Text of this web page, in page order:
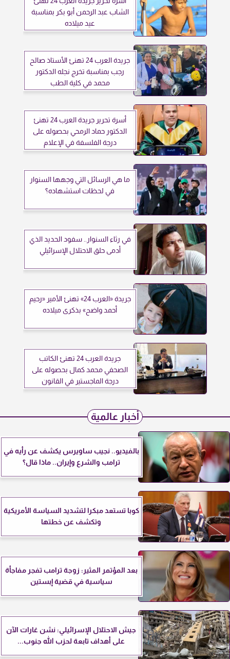
الشاب عبد الرحمن أبو بكر بمناسبة
عيد ميلاده
جريدة العرب 24 تهنئ الأستاذ صالح
رجب بمناسبة تخرج نجله الدكتور
محمد في كلية الطب
أسرة تحرير جريدة العرب 24 تهنئ
الدكتور حماد الرمحي بحصوله على
درجة الفلسفة في الإعلام
ما هي الرسائل التي وجهها السنوار
في لحظات استشهاده؟
في رثاء السنوار.. سفود الحديد الذي
أدمى حلق الاحتلال الإسرائيلي
جريدة «العرب 24» تهنئ الأمير «رحيم
أحمد واضح» بذكرى ميلاده
جريدة العرب 24 تهنئ الكاتب
الصحفي محمد كمال بحصوله على
درجة الماجستير في القانون
أخبار عالمية
بالفيديو.. نجيب ساويرس يكشف عن رأيه في
ترامب والشرع وإيران.. ماذا قال؟
كوبا تستعد مبكرا لتشديد السياسة الأمريكية
وتكشف عن خطتها
بعد المؤتمر المثير: زوجة ترامب تفجر مفاجأة
سياسية في قضية إبستين
جيش الاحتلال الإسرائيلي: نشن غارات الآن
على أهداف تابعة لحزب الله جنوب...